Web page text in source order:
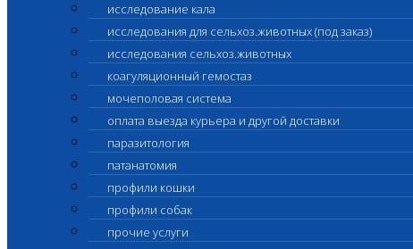
исследование кала
исследования для сельхоз.животных (под заказ)
исследования сельхоз.животных
коагуляционный гемостаз
мочеполовая система
оплата выезда курьера и другой доставки
паразитология
патанатомия
профили кошки
профили собак
прочие услуги